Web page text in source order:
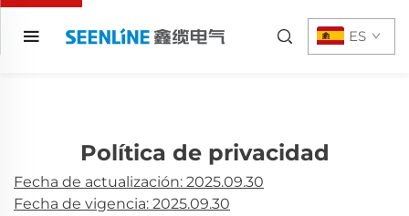
ES
Política de privacidad
Fecha de actualización: 2025.09.30
Fecha de vigencia: 2025.09.30